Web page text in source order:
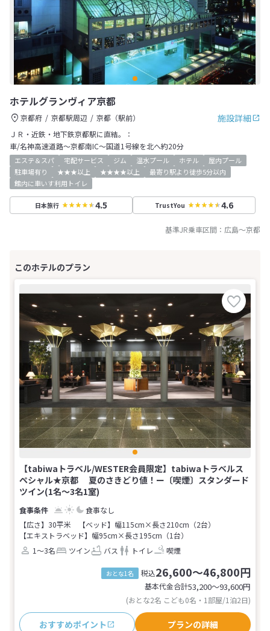
ホテルグランヴィア京都
施設詳細
京都府 京都駅周辺
京都（駅前）
ＪＲ・近鉄・地下鉄京都駅に直結。：
車/名神高速道路～京都南IC～国道1号線を北へ約20分
エステ＆スパ 宅配サービス ジム 温水プール ホテル
屋内プール
駐車場有り
★★★以上 ★★★★以上
最寄り駅より徒歩5分以内
館内に車いす利用トイレ
日本旅行 4.5 TrustYou 4.6
基準JR乗車区間： 広島～京都
【tabiwaトラベル/WESTER会員限定】tabiwaトラベルス
ペシャル★京都 夏のさきどり値！ー〔喫煙〕スタンダード
ツイン(1名～3名1室)
食事なし
【広さ】30平米
【ベッド】幅115cm×長さ210cm（2台）
【エキストラベッド】幅95cm×長さ195cm（1台）
1～3名
ツイン バス トイレ 喫煙
おとな1名 税込26,600～46,800円
基本代金合計53,200〜93,600円
(おとな2名 こども0名・1部屋/1泊2日)
おすすめポイント プランの詳細